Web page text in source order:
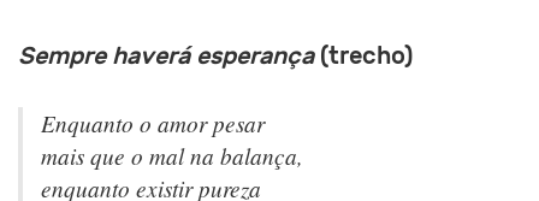
Sempre haverá esperança(trecho)
Enquanto o amor pesar
mais que o mal na balança,
enquanto existir pureza